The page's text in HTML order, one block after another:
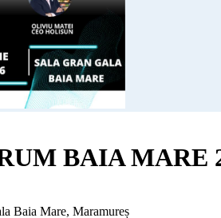
BAIA MARE
Baia Mare, Maramureș